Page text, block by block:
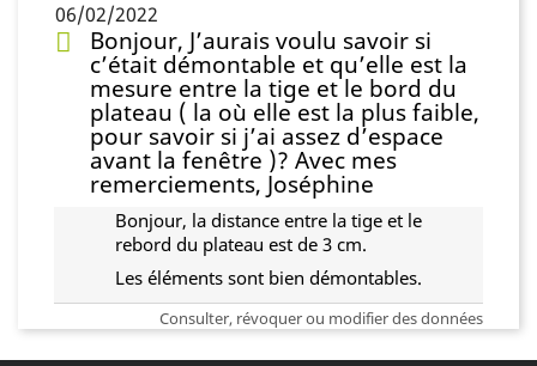
06/02/2022
Bonjour, J’aurais voulu savoir si
c’était démontable et qu’elle est la
mesure entre la tige et le bord du
plateau ( la où elle est la plus faible,
pour savoir si j’ai assez d’espace
avant la fenêtre )? Avec mes
remerciements, Joséphine
Bonjour, la distance entre la tige et le
rebord du plateau est de 3 cm.
Les éléments sont bien démontables.
Consulter, révoquer ou modifier des données